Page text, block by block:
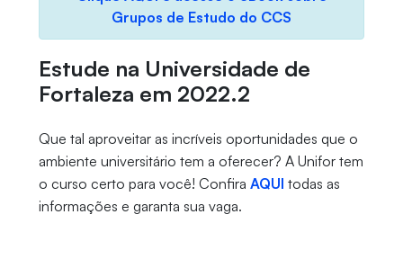
Grupos de Estudo do CCS
Estude na Universidade de
Fortaleza em 2022.2
Que tal aproveitar as incríveis oportunidades que o
ambiente universitário tem a oferecer? A Unifor tem
o curso certo para você! Confira AQUI todas as
informações e garanta sua vaga.